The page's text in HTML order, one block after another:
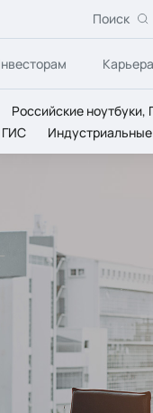
Поиск
Карьера
Российские ноутбуки,